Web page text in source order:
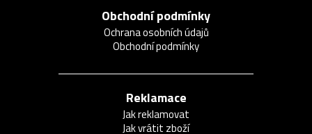
Obchodní podmínky
Ochrana osobních údajů
Obchodní podmínky
Reklamace
Jak reklamovat
Jak vrátit zboží